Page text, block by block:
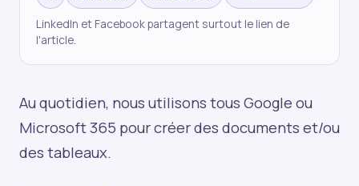
LinkedIn et Facebook partagent surtout le lien de
l'article.
Au quotidien, nous utilisons tous Google ou
Microsoft 365 pour créer des documents et/ou
des tableaux.